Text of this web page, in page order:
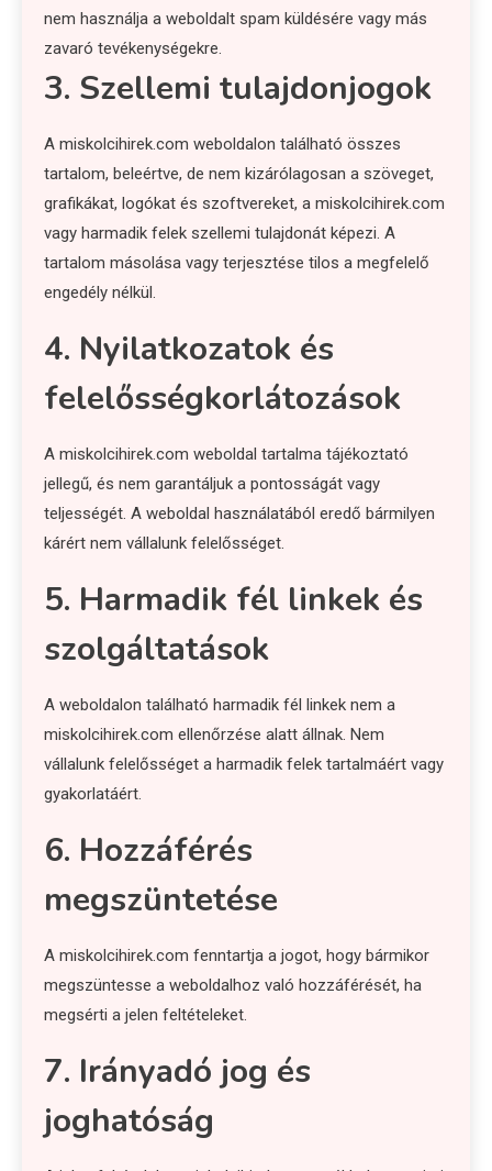
nem használja a weboldalt spam küldésére vagy más
zavaró tevékenységekre.
3. Szellemi tulajdonjogok
A miskolcihirek.com weboldalon található összes
tartalom, beleértve, de nem kizárólagosan a szöveget,
grafikákat, logókat és szoftvereket, a miskolcihirek.com
vagy harmadik felek szellemi tulajdonát képezi. A
tartalom másolása vagy terjesztése tilos a megfelelő
engedély nélkül.
4. Nyilatkozatok és
felelősségkorlátozások
A miskolcihirek.com weboldal tartalma tájékoztató
jellegű, és nem garantáljuk a pontosságát vagy
teljességét. A weboldal használatából eredő bármilyen
kárért nem vállalunk felelősséget.
5. Harmadik fél linkek és
szolgáltatások
A weboldalon található harmadik fél linkek nem a
miskolcihirek.com ellenőrzése alatt állnak. Nem
vállalunk felelősséget a harmadik felek tartalmáért vagy
gyakorlatáért.
6. Hozzáférés
megszüntetése
A miskolcihirek.com fenntartja a jogot, hogy bármikor
megszüntesse a weboldalhoz való hozzáférését, ha
megsérti a jelen feltételeket.
7. Irányadó jog és
joghatóság